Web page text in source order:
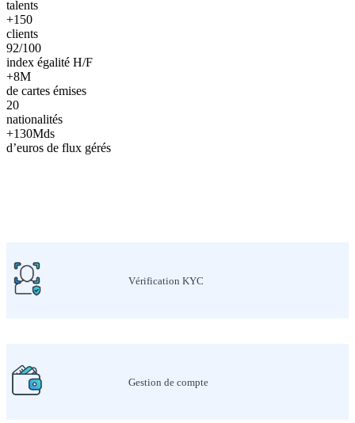
talents
+150
clients
92/100
index égalité H/F
+8M
de cartes émises
20
nationalités
+130Mds
d’euros de flux gérés
Vérification KYC
Gestion de compte